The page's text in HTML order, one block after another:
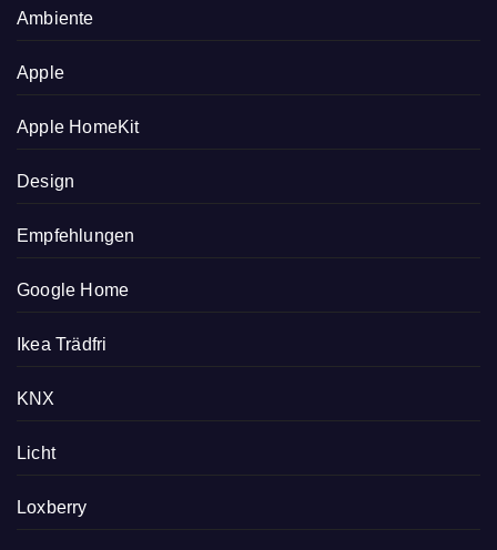
Ambiente
Apple
Apple HomeKit
Design
Empfehlungen
Google Home
Ikea Trädfri
KNX
Licht
Loxberry